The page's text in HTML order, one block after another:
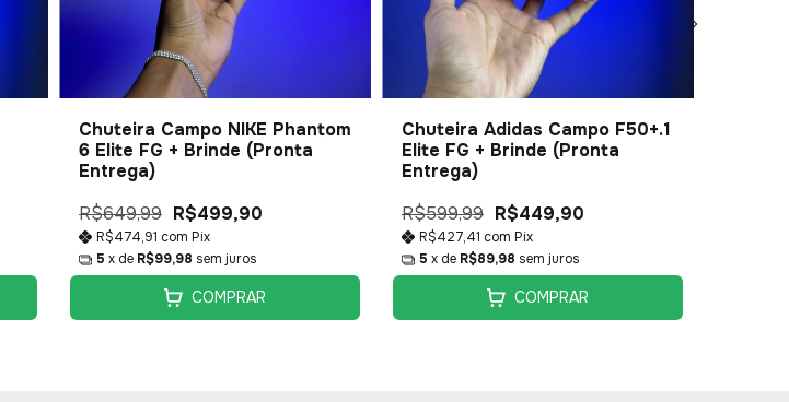
Chuteira Campo NIKE Phantom
6 Elite FG + Brinde (Pronta
Entrega)
R$649,99 R$499,90
R$474,91 com Pix
5 x de R$99,98 sem juros
COMPRAR
Chuteira Adidas Campo F50+.1
Elite FG + Brinde (Pronta
Entrega)
R$599,99 R$449,90
R$427,41 com Pix
5 x de R$89,98 sem juros
COMPRAR